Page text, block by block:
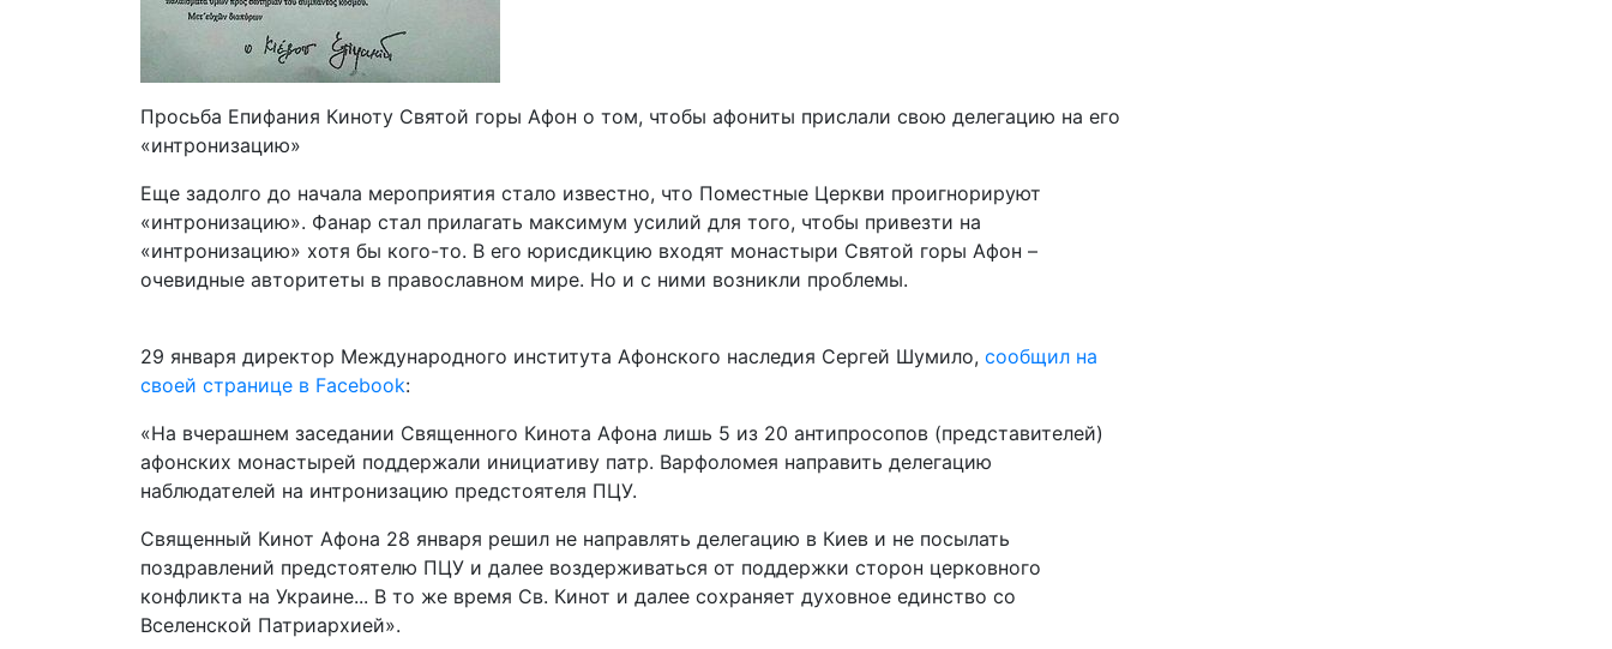
Просьба Епифания Киноту Святой горы Афон о том, чтобы афониты прислали свою делегацию на его
«интронизацию»
Еще задолго до начала мероприятия стало известно, что Поместные Церкви проигнорируют
«интронизацию». Фанар стал прилагать максимум усилий для того, чтобы привезти на
«интронизацию» хотя бы кого-то. В его юрисдикцию входят монастыри Святой горы Афон –
очевидные авторитеты в православном мире. Но и с ними возникли проблемы.
29 января директор Международного института Афонского наследия Сергей Шумило, сообщил на
своей странице в Facebook:
«На вчерашнем заседании Священного Кинота Афона лишь 5 из 20 антипросопов (представителей)
афонских монастырей поддержали инициативу патр. Варфоломея направить делегацию
наблюдателей на интронизацию предстоятеля ПЦУ.
Священный Кинот Афона 28 января решил не направлять делегацию в Киев и не посылать
поздравлений предстоятелю ПЦУ и далее воздерживаться от поддержки сторон церковного
конфликта на Украине... В то же время Св. Кинот и далее сохраняет духовное единство со
Вселенской Патриархией».